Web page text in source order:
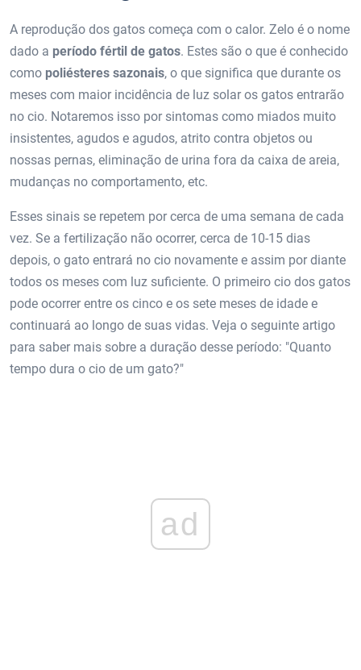
A reprodução dos gatos começa com o calor. Zelo é o nome
dado a período fértil de gatos. Estes são o que é conhecido
como poliésteres sazonais, o que significa que durante os
meses com maior incidência de luz solar os gatos entrarão
no cio. Notaremos isso por sintomas como miados muito
insistentes, agudos e agudos, atrito contra objetos ou
nossas pernas, eliminação de urina fora da caixa de areia,
mudanças no comportamento, etc.
Esses sinais se repetem por cerca de uma semana de cada
vez. Se a fertilização não ocorrer, cerca de 10-15 dias
depois, o gato entrará no cio novamente e assim por diante
todos os meses com luz suficiente. O primeiro cio dos gatos
pode ocorrer entre os cinco e os sete meses de idade e
continuará ao longo de suas vidas. Veja o seguinte artigo
para saber mais sobre a duração desse período: "Quanto
tempo dura o cio de um gato?"
ad